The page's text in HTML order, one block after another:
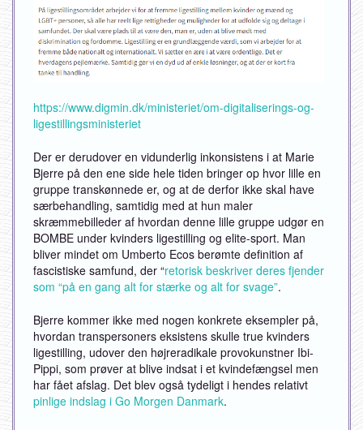
https://www.digmin.dk/ministeriet/om-digitaliserings-og-
ligestillingsministeriet
Der er derudover en vidunderlig inkonsistens i at Marie
Bjerre på den ene side hele tiden bringer op hvor lille en
gruppe transkønnede er, og at de derfor ikke skal have
særbehandling, samtidig med at hun maler
skræmmebilleder af hvordan denne lille gruppe udgør en
BOMBE under kvinders ligestilling og elite-sport. Man
bliver mindet om Umberto Ecos berømte definition af
fascistiske samfund, der “retorisk beskriver deres fjender
som “på en gang alt for stærke og alt for svage”.
Bjerre kommer ikke med nogen konkrete eksempler på,
hvordan transpersoners eksistens skulle true kvinders
ligestilling, udover den højreradikale provokunstner Ibi-
Pippi, som prøver at blive indsat i et kvindefængsel men
har fået afslag. Det blev også tydeligt i hendes relativt
pinlige indslag i Go Morgen Danmark.